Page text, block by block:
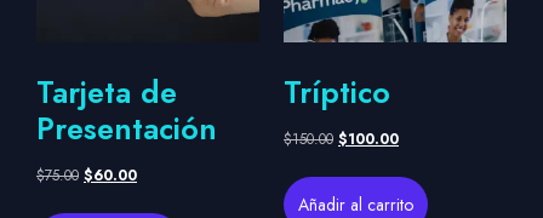
Tarjeta de
Presentación
$75.00 $60.00
Tríptico
$150.00 $100.00
Añadir al carrito